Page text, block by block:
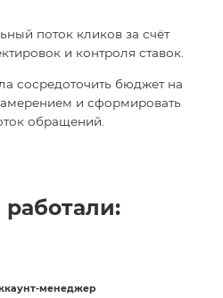
поток кликов за счёт
и контроля ставок.
сосредоточить бюджет на
и сформировать
обращений.
менеджер